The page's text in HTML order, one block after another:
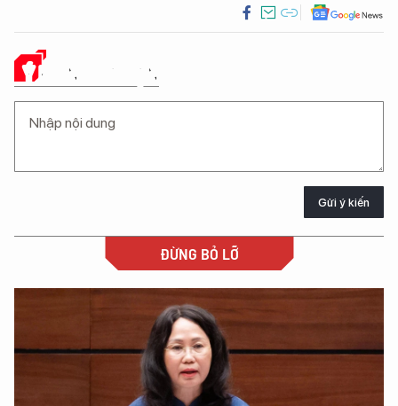
Ý KIẾN CỦA BẠN
Gửi ý kiến
ĐỪNG BỎ LỠ